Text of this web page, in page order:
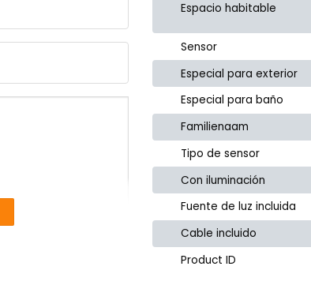
Espacio habitable
Sensor
Especial para exterior
Especial para baño
Familienaam
Tipo de sensor
Con iluminación
Fuente de luz incluida
Cable incluido
Product ID